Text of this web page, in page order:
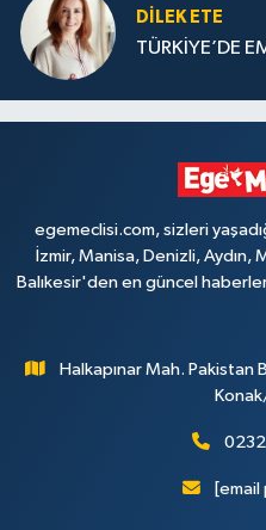
DILEK ETE
TÜRKİYE’DE
egemeclisi.com, sizleri
İzmir, Manisa, Denizli, Aydın,
Balıkesir'den en güncel
Halkapınar Mah. Pakistan